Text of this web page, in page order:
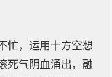
忙，运用十方空想
死气阴血涌出，融